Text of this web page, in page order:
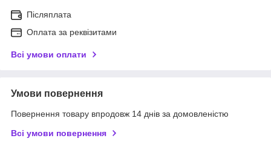
Післяплата
Оплата за реквізитами
Всі умови оплати
Умови повернення
Повернення товару впродовж 14 днів за домовленістю
Всі умови повернення